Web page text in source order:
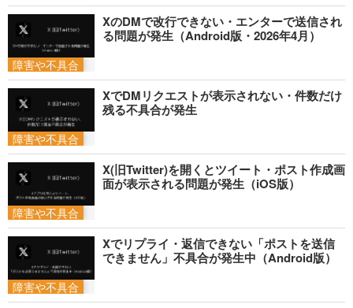
障害や不具合
XのDMで改行できない・エンターで送信され
る問題が発生（Android版・2026年4月）
障害や不具合
XでDMリクエストが表示されない・件数だけ
残る不具合が発生
障害や不具合
X(旧Twitter)を開くとツイート・ポスト作成画
面が表示される問題が発生（iOS版）
障害や不具合
Xでリプライ・返信できない「ポストを送信
できません」不具合が発生中（Android版）